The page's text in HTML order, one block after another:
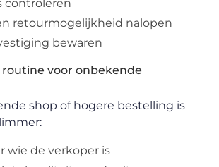
controleren
retourmogelijkheid nalopen
bewaren
voor onbekende
shop of hogere bestelling is
wie de verkoper is